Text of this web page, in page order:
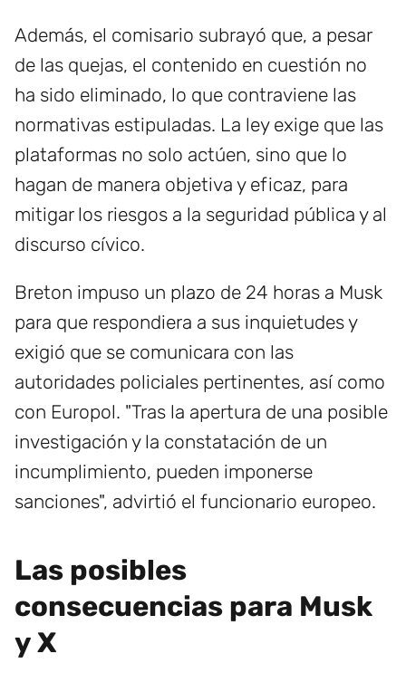
Además, el comisario subrayó que, a pesar
de las quejas, el contenido en cuestión no
ha sido eliminado, lo que contraviene las
normativas estipuladas. La ley exige que las
plataformas no solo actúen, sino que lo
hagan de manera objetiva y eficaz, para
mitigar los riesgos a la seguridad pública y al
discurso cívico.
Breton impuso un plazo de 24 horas a Musk
para que respondiera a sus inquietudes y
exigió que se comunicara con las
autoridades policiales pertinentes, así como
con Europol. "Tras la apertura de una posible
investigación y la constatación de un
incumplimiento, pueden imponerse
sanciones", advirtió el funcionario europeo.
Las posibles
consecuencias para Musk
y X